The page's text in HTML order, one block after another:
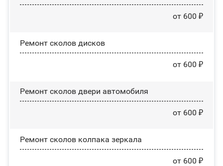
от 600 ₽
Ремонт сколов дисков
от 600 ₽
Ремонт сколов двери автомобиля
от 600 ₽
Ремонт сколов колпака зеркала
от 600 ₽